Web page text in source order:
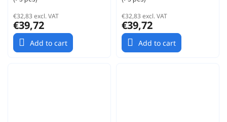
€32,83 excl. VAT
€39,72
Add to cart
€32,83 excl. VAT
€39,72
Add to cart